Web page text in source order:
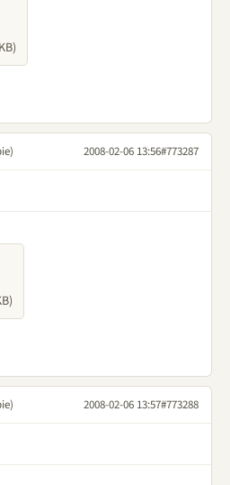
2008-02-06 13:56#773287
2008-02-06 13:57#773288